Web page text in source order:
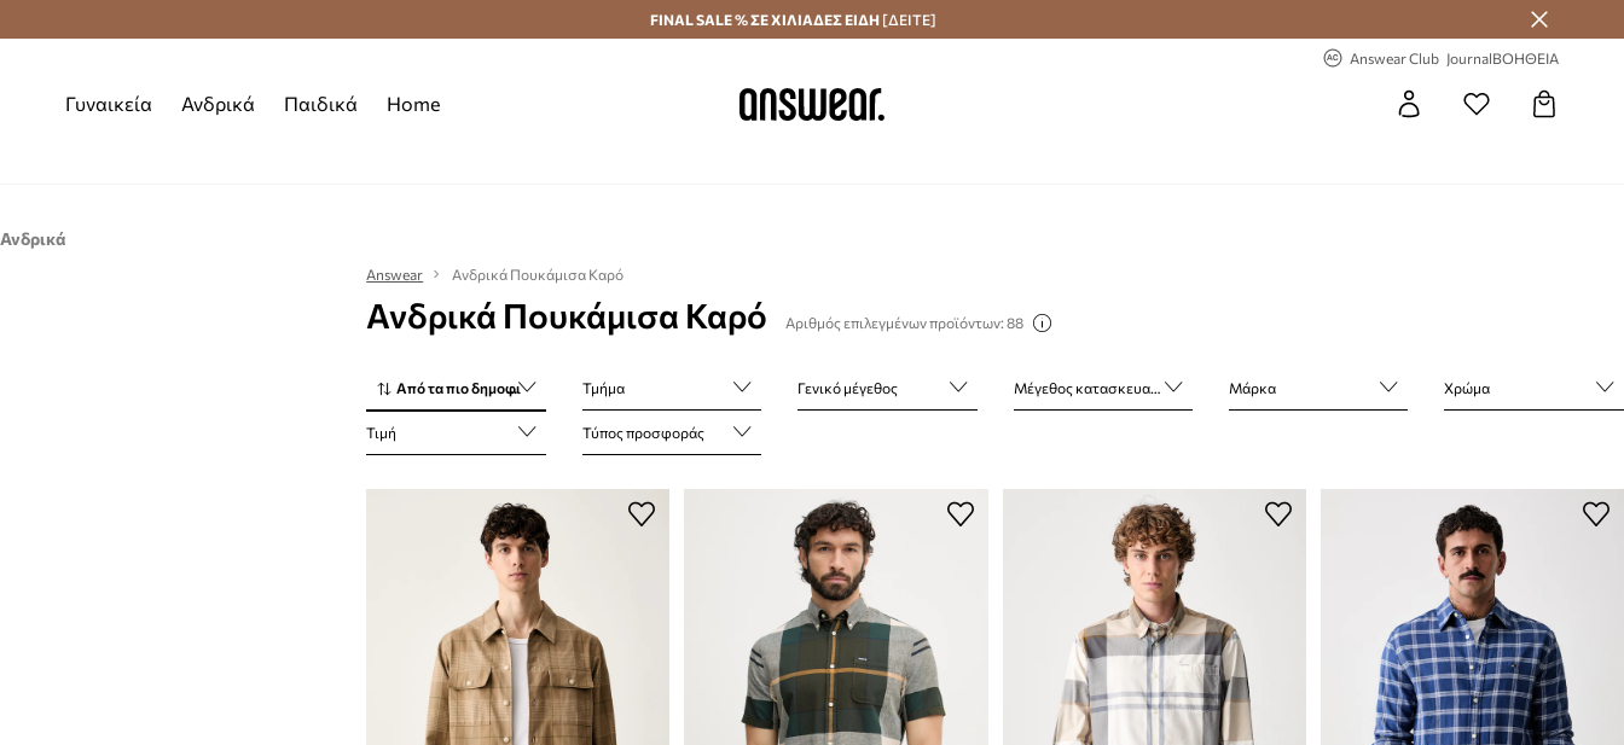
Αποστολή σε 24 ώρες Εξοικονομήστε με το Answear Club
FINAL SALE % ΣΕ ΧΙΛΙΑΔΕΣ ΕΙΔΗ [ΔΕΙΤΕ]
Answear Club JournalΒΟΗΘΕΙΑ
Γυναικεία Ανδρικά Παιδικά Home
Ανδρικά
Answear Ανδρικά Πουκάμισα Καρό
Ανδρικά Πουκάμισα Καρό Αριθμός επιλεγμένων προϊόντων: 88
Από τα πιο δημοφιλή Τμήμα Γενικό μέγεθος Μέγεθος κατασκευαστή Μάρκα Χρώμα
Τιμή Τύπος προσφοράς